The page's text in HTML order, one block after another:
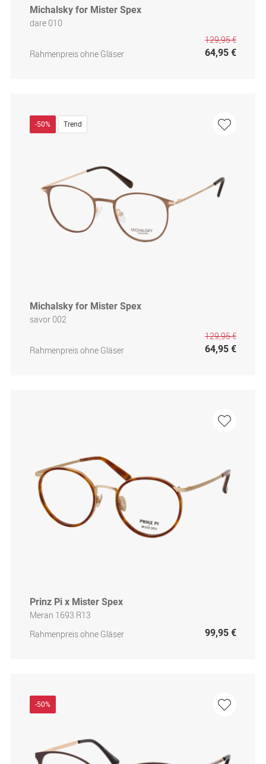
Michalsky for Mister Spex
dare 010
Rahmenpreis ohne Gläser
129,95 €
64,95 €
-50% Trend
Michalsky for Mister Spex
savor 002
Rahmenpreis ohne Gläser
129,95 €
64,95 €
Prinz Pi x Mister Spex
Meran 1693 R13
Rahmenpreis ohne Gläser
99,95 €
-50%